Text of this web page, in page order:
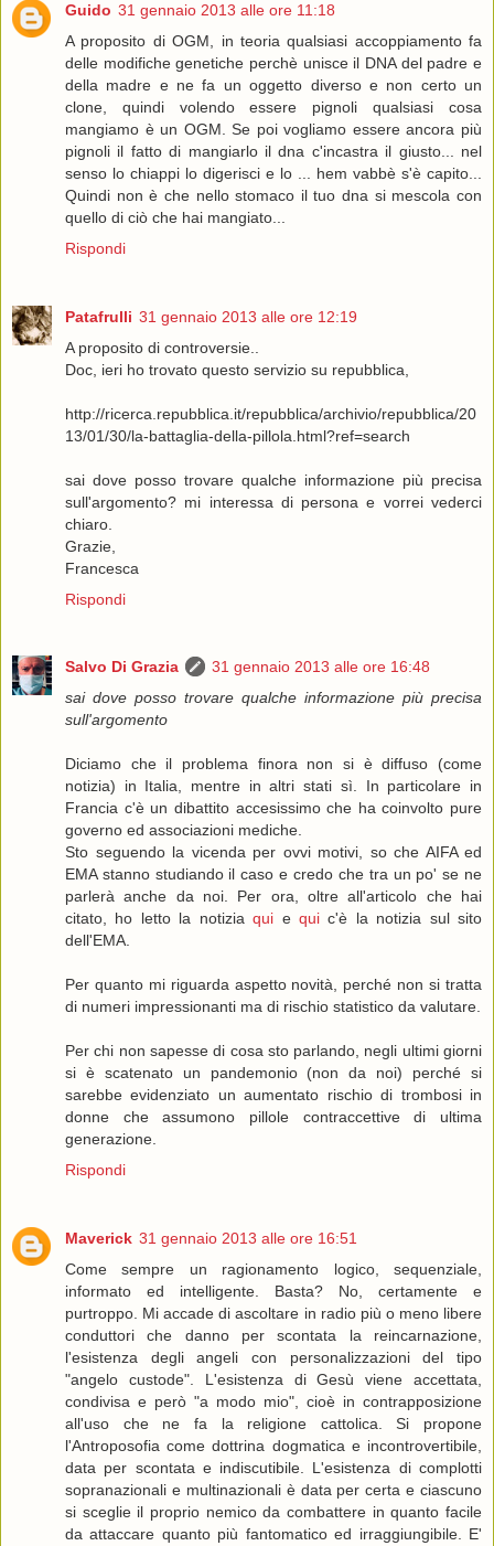
Guido 31 gennaio 2013 alle ore 11:18
A proposito di OGM, in teoria qualsiasi accoppiamento fa
delle modifiche genetiche perchè unisce il DNA del padre e
della madre e ne fa un oggetto diverso e non certo un
clone, quindi volendo essere pignoli qualsiasi cosa
mangiamo è un OGM. Se poi vogliamo essere ancora più
pignoli il fatto di mangiarlo il dna c'incastra il giusto... nel
senso lo chiappi lo digerisci e lo ... hem vabbè s'è capito...
Quindi non è che nello stomaco il tuo dna si mescola con
quello di ciò che hai mangiato...
Rispondi
Patafrulli 31 gennaio 2013 alle ore 12:19
A proposito di controversie..
Doc, ieri ho trovato questo servizio su repubblica,
http://ricerca.repubblica.it/repubblica/archivio/repubblica/20
13/01/30/la-battaglia-della-pillola.html?ref=search
sai dove posso trovare qualche informazione più precisa
sull'argomento? mi interessa di persona e vorrei vederci
chiaro.
Grazie,
Francesca
Rispondi
Salvo Di Grazia
31 gennaio 2013 alle ore 16:48
sai dove posso trovare qualche informazione più precisa
sull'argomento
Diciamo che il problema finora non si è diffuso (come
notizia) in Italia, mentre in altri stati sì. In particolare in
Francia c'è un dibattito accesissimo che ha coinvolto pure
governo ed associazioni mediche.
Sto seguendo la vicenda per ovvi motivi, so che AIFA ed
EMA stanno studiando il caso e credo che tra un po' se ne
parlerà anche da noi. Per ora, oltre all'articolo che hai
citato, ho letto la notiziaqui e quic'è la notizia sul sito
dell'EMA.
Per quanto mi riguarda aspetto novità, perché non si tratta
di numeri impressionanti ma di rischio statistico da valutare.
Per chi non sapesse di cosa sto parlando, negli ultimi giorni
si è scatenato un pandemonio (non da noi) perché si
sarebbe evidenziato un aumentato rischio di trombosi in
donne che assumono pillole contraccettive di ultima
generazione.
Rispondi
Maverick 31 gennaio 2013 alle ore 16:51
Come sempre un ragionamento logico, sequenziale,
informato ed intelligente. Basta? No, certamente e
purtroppo. Mi accade di ascoltare in radio più o meno libere
conduttori che danno per scontata la reincarnazione,
l'esistenza degli angeli con personalizzazioni del tipo
"angelo custode". L'esistenza di Gesù viene accettata,
condivisa e però "a modo mio", cioè in contrapposizione
all'uso che ne fa la religione cattolica. Si propone
l'Antroposofia come dottrina dogmatica e incontrovertibile,
data per scontata e indiscutibile. L'esistenza di complotti
sopranazionali e multinazionali è data per certa e ciascuno
si sceglie il proprio nemico da combattere in quanto facile
da attaccare quanto più fantomatico ed irraggiungibile. E'